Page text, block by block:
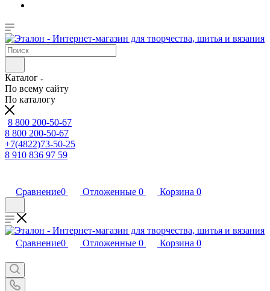
Каталог
По всему сайту
По каталогу
8 800 200-50-67
8 800 200-50-67
+7(4822)73-50-25
8 910 836 97 59
Сравнение0 Отложенные 0 Корзина 0
Сравнение0 Отложенные 0 Корзина 0